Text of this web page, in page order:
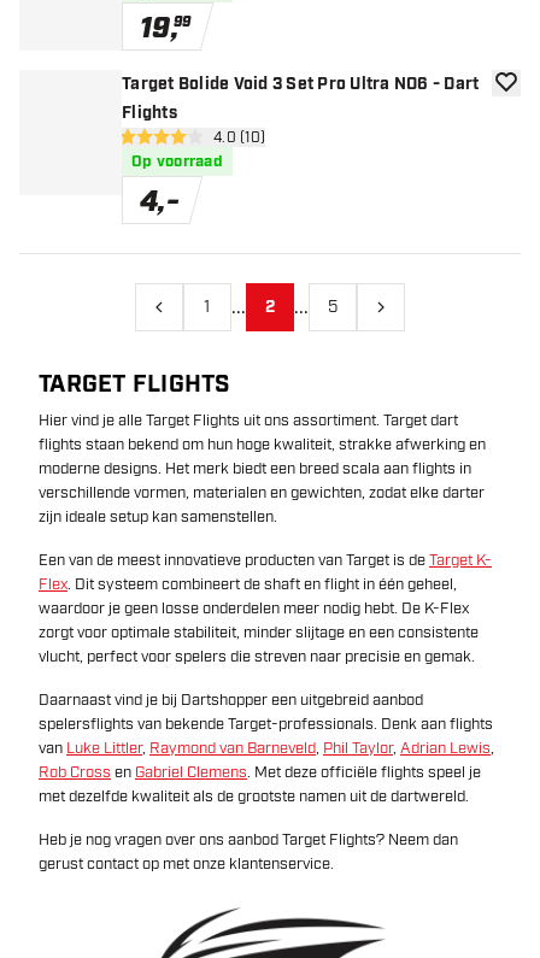
19,99
Target Bolide Void 3 Set Pro Ultra NO6 - Dart
Flights
open reviews drawer
4 score sterren4.0 (10)
Op voorraad
4,-
Vorige1 ... 2 ... 5 Volgende
TARGET FLIGHTS
Hier vind je alle Target Flights uit ons assortiment. Target dart
flights staan bekend om hun hoge kwaliteit, strakke afwerking en
moderne designs. Het merk biedt een breed scala aan flights in
verschillende vormen, materialen en gewichten, zodat elke darter
zijn ideale setup kan samenstellen.
Een van de meest innovatieve producten van Target is deTarget K-
Flex. Dit systeem combineert de shaft en flight in één geheel,
waardoor je geen losse onderdelen meer nodig hebt. De K-Flex
zorgt voor optimale stabiliteit, minder slijtage en een consistente
vlucht, perfect voor spelers die streven naar precisie en gemak.
Daarnaast vind je bij Dartshopper een uitgebreid aanbod
spelersflights van bekende Target-professionals. Denk aan flights
van Luke Littler, Raymond van Barneveld, Phil Taylor, Adrian Lewis,
Rob Cross en Gabriel Clemens. Met deze officiële flights speel je
met dezelfde kwaliteit als de grootste namen uit de dartwereld.
Heb je nog vragen over ons aanbod Target Flights? Neem dan
gerust contact op met onze klantenservice.